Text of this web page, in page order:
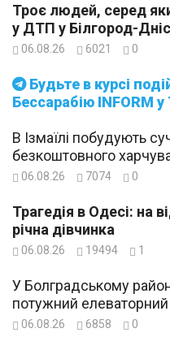
Будьте в курсі подій. Підписуйтесь на
Бессарабію INFORM
Троє людей, серед
у ДТП у Білгород-
06.08.26 6021 0
В Ізмаїлі побудують
безкоштовного
06.08.26 7074 0
Трагедія в Одесі: на
річна дівчинка
06.08.26 19494 1
У Болградському
потужний
06.08.26 6858 0